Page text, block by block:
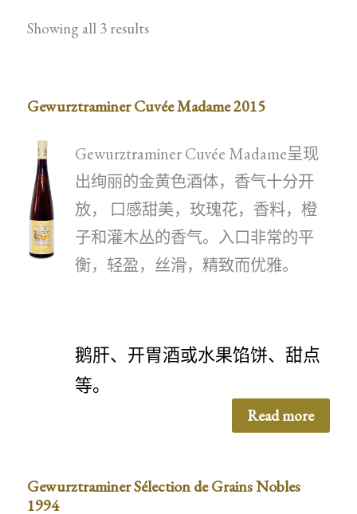
Showing all 3 results
Gewurztraminer Cuvée Madame 2015
Gewurztraminer Cuvée Madame呈现
出绚丽的金黄色酒体，香气十分开
放， 口感甜美，玫瑰花，香料，橙
子和灌木丛的香气。入口非常的平
衡，轻盈，丝滑，精致而优雅。
鹅肝、开胃酒或水果馅饼、甜点
等。
Read more
Gewurztraminer Sélection de Grains Nobles
1994